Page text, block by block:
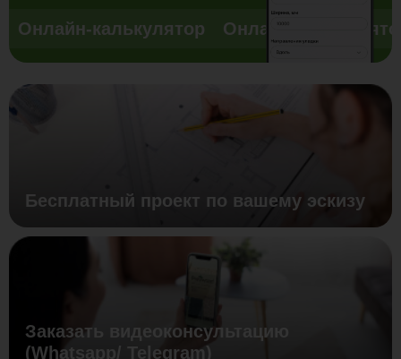
Онлайн-калькулятор Онлайн-
Бесплатный проект по вашему эскизу
Заказать видеоконсультацию
(Whatsapp/ Telegram)